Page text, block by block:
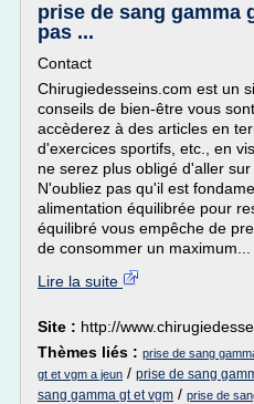
prise de sang gamma
pas ...
Contact
Chirugiedesseins.com est un
conseils de bien-être vous
accèderez à des articles en
d'exercices sportifs, etc., en
ne serez plus obligé d'aller
N'oubliez pas qu'il est
alimentation équilibrée pour
équilibré vous empêche de
de consommer un maximum...
Lire la suite
Site : http://
Thèmes liés : prise de sang
gt et vgm a jeun / prise de sang
sang gamma gt et vgm / prise de